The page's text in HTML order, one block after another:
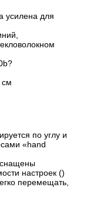
усилена для
см
по углу и
«hand
настроек ()
перемещать,